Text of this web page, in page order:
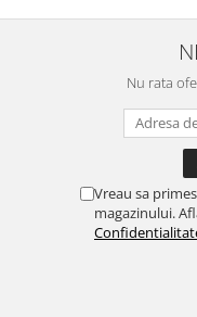
Nu rata
Vreau sa
magazinului.